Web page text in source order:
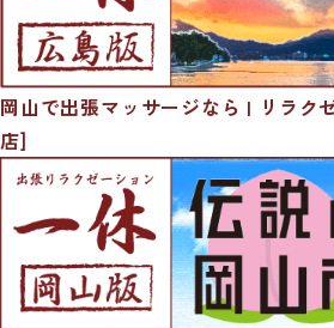
岡山で出張マッサージなら | リラク
店]